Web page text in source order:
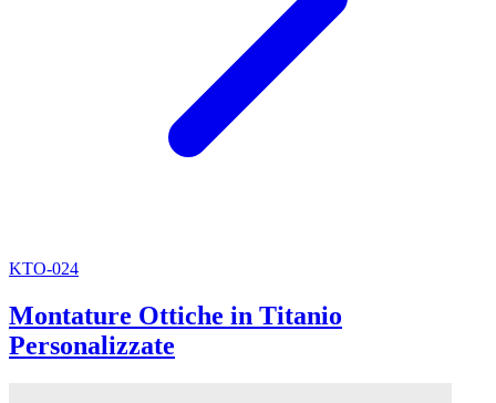
KTO-024
Montature Ottiche in Titanio
Personalizzate